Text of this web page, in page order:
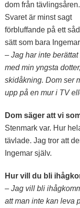
dom från tävlingsåren.
Svaret är minst sagt
förbluffande på ett
sätt som bara
– Jag har inte
med min yngsta
skidåkning. Dom ser
upp på en mur i TV
Dom säger att vi
Stenmark var. Hur
tävlade. Jag tror att
Ingemar själv.
Hur vill du bli
– Jag vill bli
att man inte kan leva